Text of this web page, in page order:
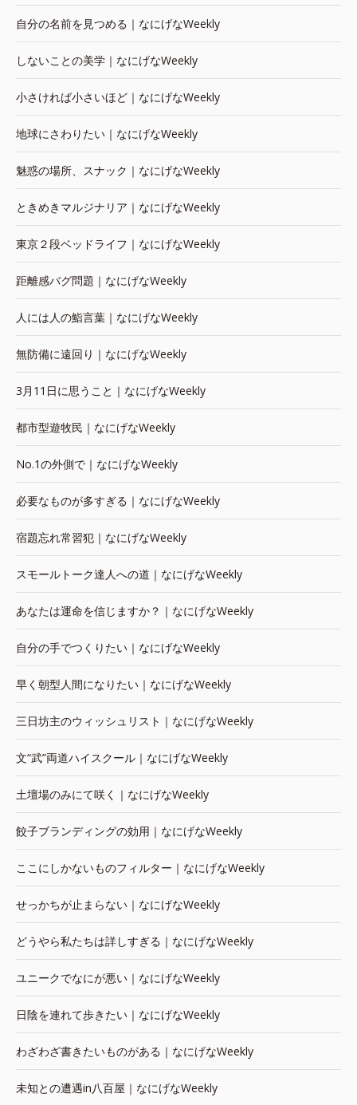
自分の名前を見つめる｜なにげなWeekly
しないことの美学｜なにげなWeekly
小さければ小さいほど｜なにげなWeekly
地球にさわりたい｜なにげなWeekly
魅惑の場所、スナック｜なにげなWeekly
ときめきマルジナリア｜なにげなWeekly
東京２段ベッドライフ｜なにげなWeekly
距離感バグ問題｜なにげなWeekly
人には人の鮨言葉｜なにげなWeekly
無防備に遠回り｜なにげなWeekly
3月11日に思うこと｜なにげなWeekly
都市型遊牧民｜なにげなWeekly
No.1の外側で｜なにげなWeekly
必要なものが多すぎる｜なにげなWeekly
宿題忘れ常習犯｜なにげなWeekly
スモールトーク達人への道｜なにげなWeekly
あなたは運命を信じますか？｜なにげなWeekly
自分の手でつくりたい｜なにげなWeekly
早く朝型人間になりたい｜なにげなWeekly
三日坊主のウィッシュリスト｜なにげなWeekly
文“武”両道ハイスクール｜なにげなWeekly
土壇場のみにて咲く｜なにげなWeekly
餃子ブランディングの効用｜なにげなWeekly
ここにしかないものフィルター｜なにげなWeekly
せっかちが止まらない｜なにげなWeekly
どうやら私たちは詳しすぎる｜なにげなWeekly
ユニークでなにが悪い｜なにげなWeekly
日陰を連れて歩きたい｜なにげなWeekly
わざわざ書きたいものがある｜なにげなWeekly
未知との遭遇in八百屋｜なにげなWeekly